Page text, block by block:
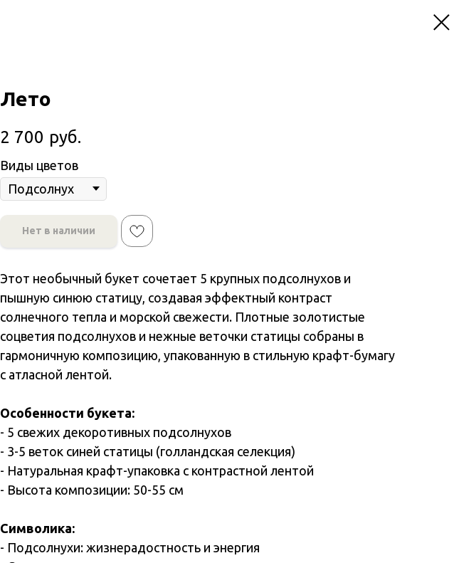
Лето
2 700 руб.
Виды цветов
Нет в наличии
Этот необычный букет сочетает 5 крупных подсолнухов и
пышную синюю статицу, создавая эффектный контраст
солнечного тепла и морской свежести. Плотные золотистые
соцветия подсолнухов и нежные веточки статицы собраны в
гармоничную композицию, упакованную в стильную крафт-бумагу
с атласной лентой.
Особенности букета:
- 5 свежих декоротивных подсолнухов
- 3-5 веток синей статицы (голландская селекция)
- Натуральная крафт-упаковка с контрастной лентой
- Высота композиции: 50-55 см
Символика:
- Подсолнухи: жизнерадостность и энергия